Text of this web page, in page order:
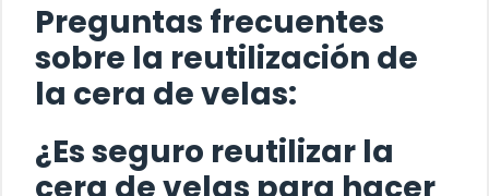
Preguntas frecuentes
sobre la reutilización de
la cera de velas:
¿Es seguro reutilizar la